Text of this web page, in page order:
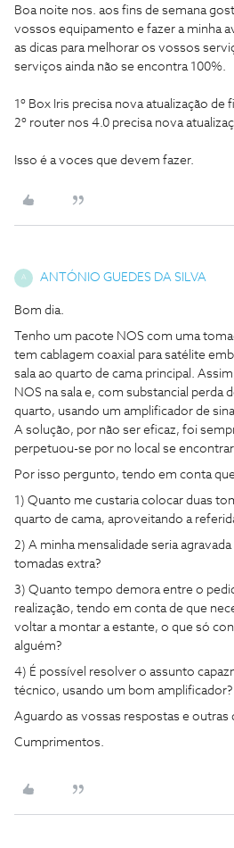
Boa noite nos. aos fins de semana
vossos equipamento e fazer a minha
as dicas para melhorar os vossos
serviços ainda não se encontra 100%.
1º Box Iris precisa nova atualização
2º router nos 4.0 precisa nova
Isso é a voces que devem fazer.
A ANTÓNIO GUEDES DA SILVA
Bom dia.
Tenho um pacote NOS com uma
tem cablagem coaxial para satélite
sala ao quarto de cama principal.
NOS na sala e, com substancial perda
quarto, usando um amplificador de
A solução, por não ser eficaz, foi
perpetuou-se por no local se
Por isso pergunto, tendo em conta
1) Quanto me custaria colocar duas
quarto de cama, aproveitando a
2) A minha mensalidade seria
tomadas extra?
3) Quanto tempo demora entre o
realização, tendo em conta de que
voltar a montar a estante, o que só
alguém?
4) É possível resolver o assunto
técnico, usando um bom amplificador?
Aguardo as vossas respostas e outras
Cumprimentos.